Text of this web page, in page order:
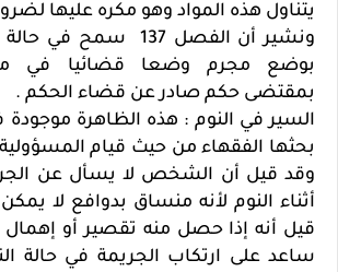
يتناول هذه المواد وهو مكره عليها
ونشير أن الفصل 137 سمح
بوضع مجرم وضعا قضائيا في
بمقتضى حكم صادر عن قضاء الحكم .
السير في النوم : هذه الظاهرة موجودة
بحثها الفقهاء من حيث قيام
وقد قيل أن الشخص لا يسأل عن
أثناء النوم لأنه منساق بدوافع لا
قيل أنه إذا حصل منه تقصير أو إهمال
ساعد على ارتكاب الجريمة في حالة